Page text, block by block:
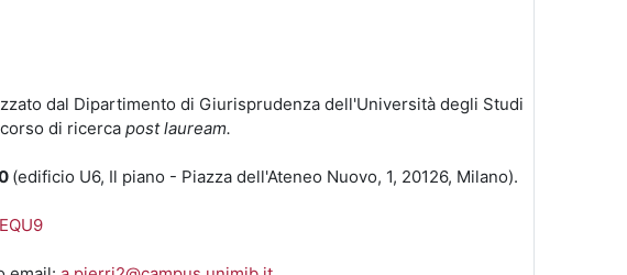
dal Dipartimento di Giurisprudenza dell'Università degli Studi
di ricerca post lauream.
(edificio U6, Il piano - Piazza dell'Ateneo Nuovo, 1, 20126, Milano).